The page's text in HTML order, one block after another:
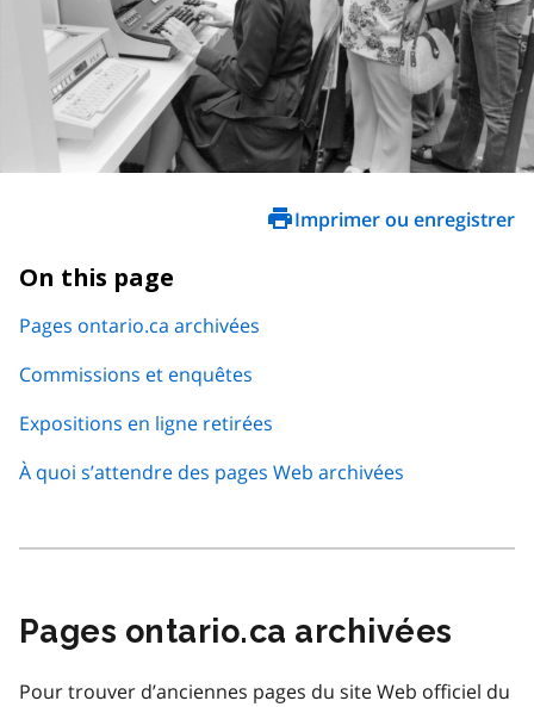
Imprimer ou enregistrer
On this page
Pages ontario.ca archivées
Commissions et enquêtes
Expositions en ligne retirées
À quoi s’attendre des pages Web archivées
Pages ontario.ca archivées
Pour trouver d’anciennes pages du site Web officiel du